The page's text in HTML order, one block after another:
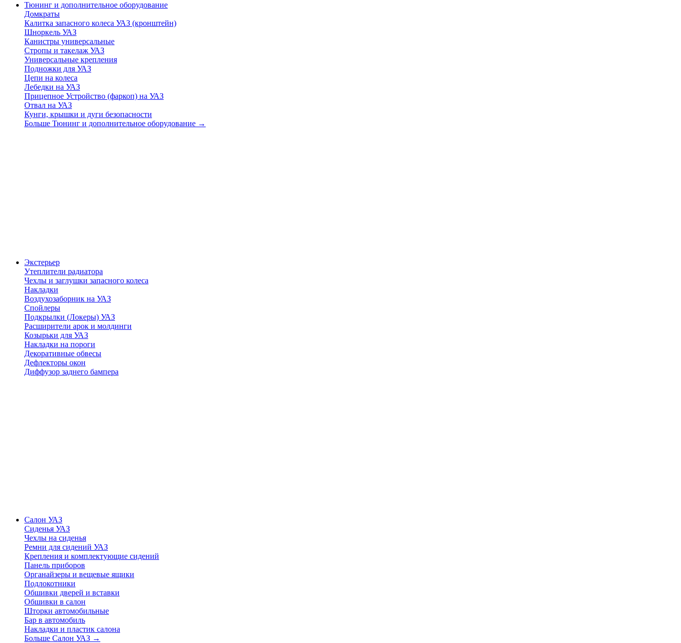
Тюнинг и дополнительное оборудование
Домкраты
Калитка запасного колеса УАЗ (кронштейн)
Шноркель УАЗ
Канистры универсальные
Стропы и такелаж УАЗ
Универсальные крепления
Подножки для УАЗ
Цепи на колеса
Лебедки на УАЗ
Прицепное Устройство (фаркоп) на УАЗ
Отвал на УАЗ
Кунги, крышки и дуги безопасности
Больше Тюнинг и дополнительное оборудование →
Экстерьер
Утеплители радиатора
Чехлы и заглушки запасного колеса
Накладки
Воздухозаборник на УАЗ
Спойлеры
Подкрылки (Локеры) УАЗ
Расширители арок и молдинги
Козырьки для УАЗ
Накладки на пороги
Декоративные обвесы
Дефлекторы окон
Диффузор заднего бампера
Салон УАЗ
Сиденья УАЗ
Чехлы на сиденья
Ремни для сидений УАЗ
Крепления и комплектующие сидений
Панель приборов
Органайзеры и вещевые ящики
Подлокотники
Обшивки дверей и вставки
Обшивки в салон
Шторки автомобильные
Бар в автомобиль
Накладки и пластик салона
Больше Салон УАЗ →